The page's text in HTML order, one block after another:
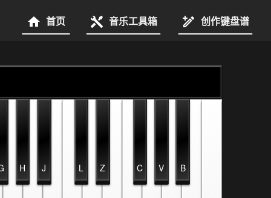
首页 音乐工具箱 创作键盘谱
H J L Z C V B